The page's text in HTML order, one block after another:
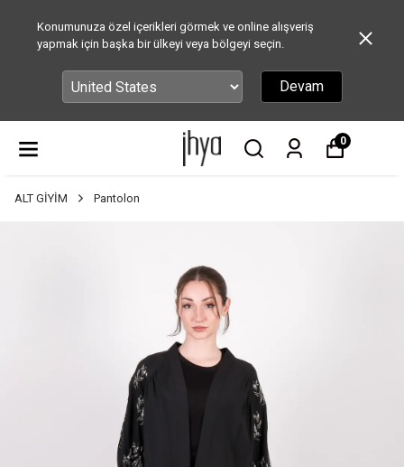
Konumunuza özel içerikleri görmek ve online alışveriş
yapmak için başka bir ülkeyi veya bölgeyi seçin.
Devam
0
ALT GİYİM Pantolon